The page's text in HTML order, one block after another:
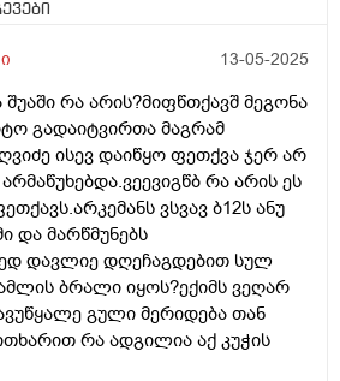
13-05-2025
რა არის?მიფწთქავშ მეგონა
გადაიტვირთა მაგრამ
ისევ დაიწყო ფეთქვა ჯერ არ
რა არის ეს
ვსვავ ბ12ს ანუ
და მარწმუნებს
დავლიე დღეჩაგდებით სულ
ბრალი იყოს?ექიმს ვეღარ
გული მერიდება თან
რა ადგილია აქ კუჭის